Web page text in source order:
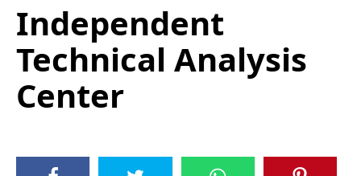
Independent
Technical Analysis
Center